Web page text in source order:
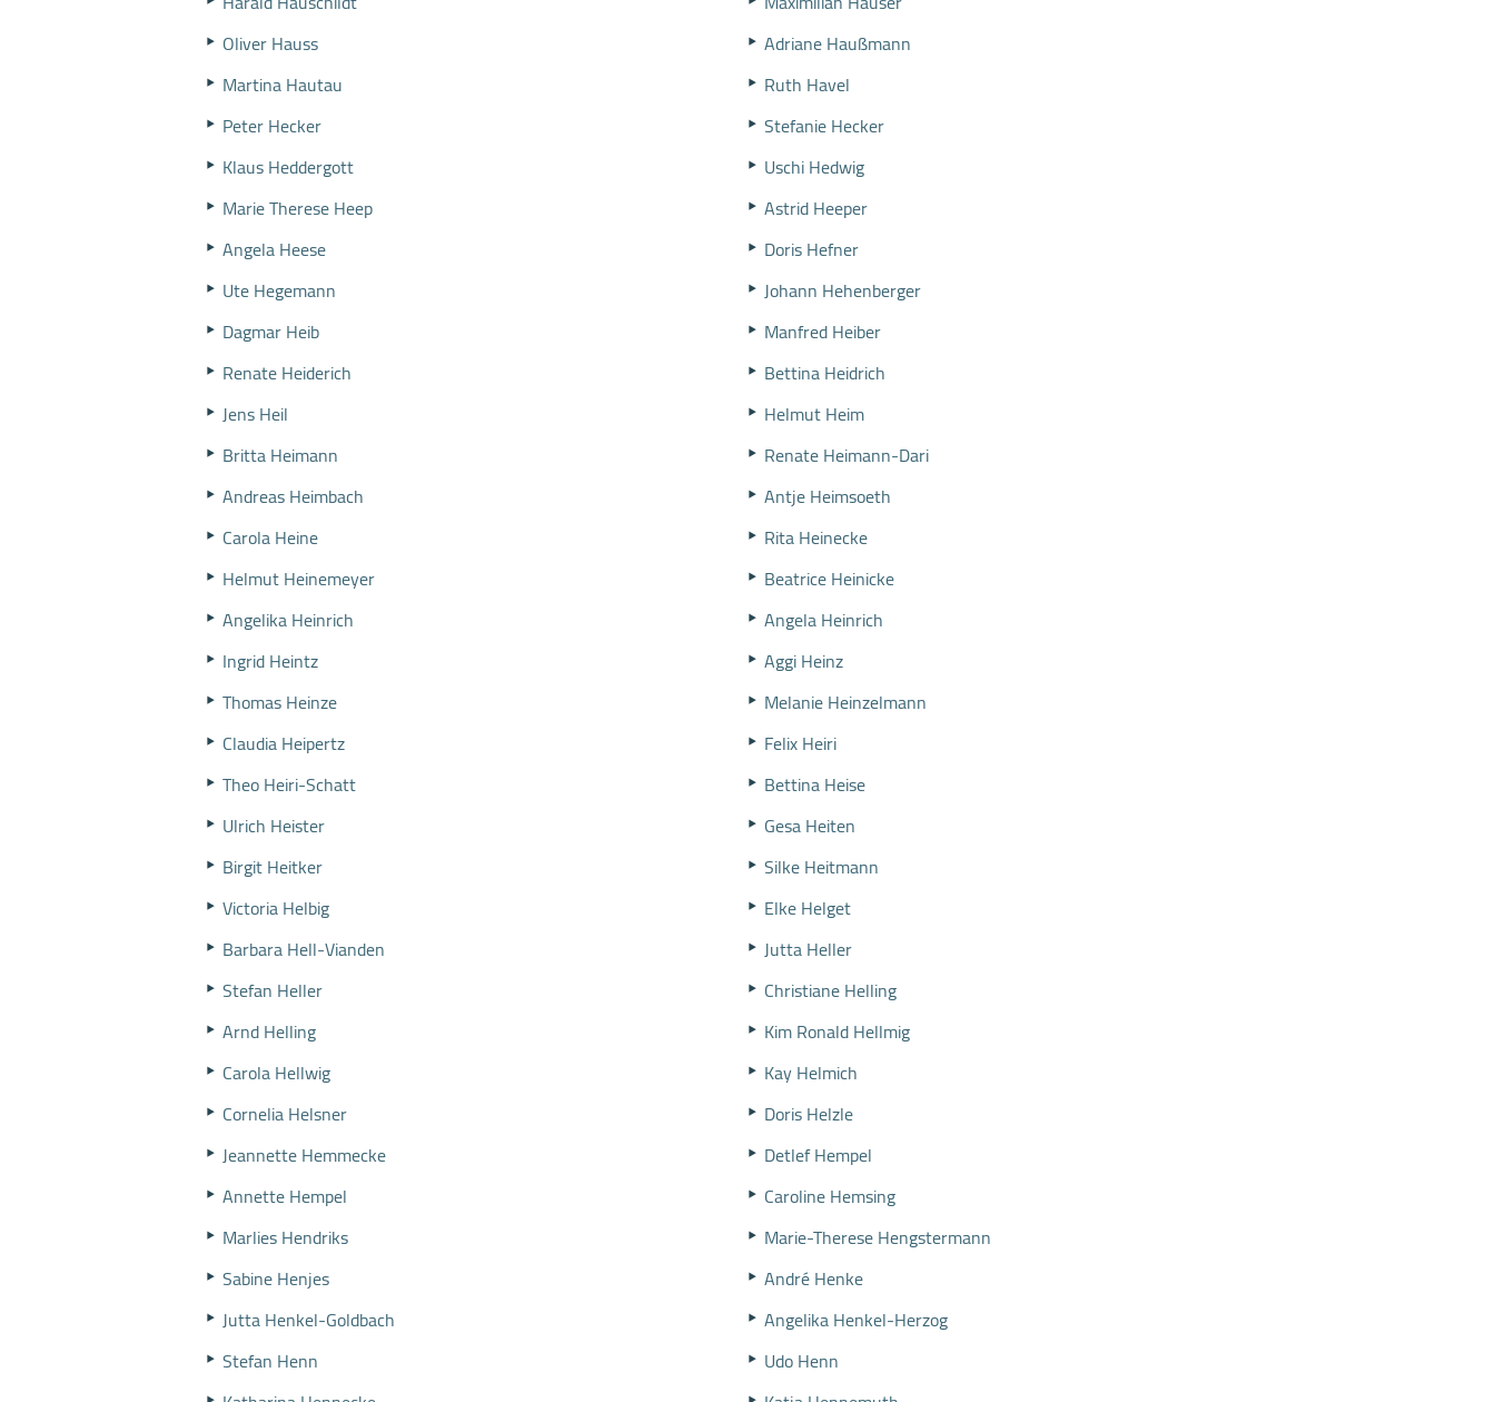
Oliver Hauss
Martina Hautau
Peter Hecker
Klaus Heddergott
Marie Therese Heep
Angela Heese
Ute Hegemann
Dagmar Heib
Renate Heiderich
Jens Heil
Britta Heimann
Andreas Heimbach
Carola Heine
Helmut Heinemeyer
Angelika Heinrich
Ingrid Heintz
Thomas Heinze
Claudia Heipertz
Theo Heiri-Schatt
Ulrich Heister
Birgit Heitker
Victoria Helbig
Barbara Hell-Vianden
Stefan Heller
Arnd Helling
Carola Hellwig
Cornelia Helsner
Jeannette Hemmecke
Annette Hempel
Marlies Hendriks
Sabine Henjes
Jutta Henkel-Goldbach
Stefan Henn
Adriane Haußmann
Ruth Havel
Stefanie Hecker
Uschi Hedwig
Astrid Heeper
Doris Hefner
Johann Hehenberger
Manfred Heiber
Bettina Heidrich
Helmut Heim
Renate Heimann-Dari
Antje Heimsoeth
Rita Heinecke
Beatrice Heinicke
Angela Heinrich
Aggi Heinz
Melanie Heinzelmann
Felix Heiri
Bettina Heise
Gesa Heiten
Silke Heitmann
Elke Helget
Jutta Heller
Christiane Helling
Kim Ronald Hellmig
Kay Helmich
Doris Helzle
Detlef Hempel
Caroline Hemsing
Marie-Therese Hengstermann
André Henke
Angelika Henkel-Herzog
Udo Henn